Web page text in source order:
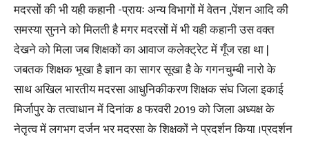
मदरसों की भी यही कहानी -प्रायः अन्य विभागों में वेतन ,पेंशन आदि की
समस्या सुनने को मिलती है मगर मदरसों में भी यही कहानी उस वक्त
देखने को मिला जब शिक्षकों का आवाज कलेक्ट्रेट में गूँज रहा था |
जबतक शिक्षक भूखा है ज्ञान का सागर सूखा है के गगनचुम्बी नारो के
साथ अखिल भारतीय मदरसा आधुनिकीकरण शिक्षक संघ जिला इकाई
मिर्जापुर के तत्वाधान में दिनांक 8 फरवरी 2019 को जिला अध्यक्ष के
नेतृत्व में लगभग दर्जन भर मदरसा के शिक्षकों ने प्रदर्शन किया ।प्रदर्शन